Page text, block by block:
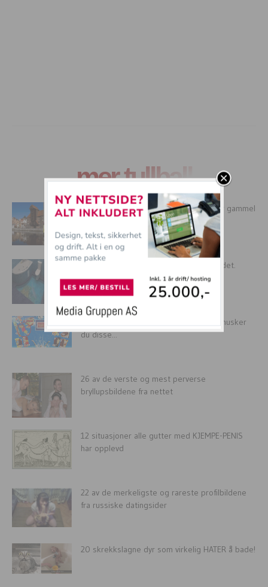
mer tullball
Arkeologer i Polen har funnet en 250 år gammel
Superkule 3D gulvene alle må ha på badet.
Vokste du opp på 80 og 90-tallet? Da husker
du disse...
26 av de verste og mest perverse
bryllupsbildene fra nettet
12 situasjoner alle gutter med KJEMPE-PENIS
har opplevd
22 av de merkeligste og rareste profilbildene
fra russiske datingsider
20 skrekkslagne dyr som virkelig HATER å bade!